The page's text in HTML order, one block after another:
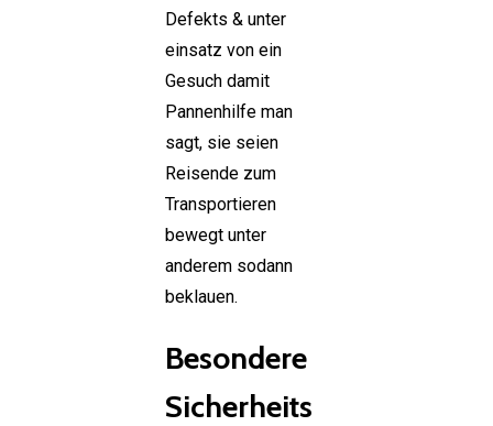
Defekts & unter
einsatz von ein
Gesuch damit
Pannenhilfe man
sagt, sie seien
Reisende zum
Transportieren
bewegt unter
anderem sodann
beklauen.
Besondere
Sicherheits